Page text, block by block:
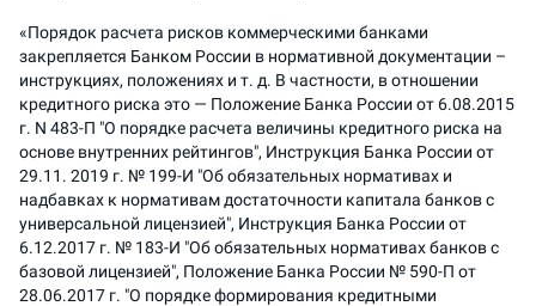
«Порядок расчета рисков коммерческими банками
закрепляется Банком России в нормативной документации –
инструкциях, положениях и т. д. В частности, в отношении
кредитного риска это — Положение Банка России от 6.08.2015
г. N 483-П "О порядке расчета величины кредитного риска на
основе внутренних рейтингов", Инструкция Банка России от
29.11. 2019 г. № 199-И "Об обязательных нормативах и
надбавках к нормативам достаточности капитала банков с
универсальной лицензией", Инструкция Банка России от
6.12.2017 г. № 183-И "Об обязательных нормативах банков с
базовой лицензией", Положение Банка России № 590-П от
28.06.2017 г. "О порядке формирования кредитными